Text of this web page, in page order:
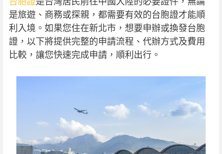
是旅遊、商務或探親，都需要有效的台胞證才能順
利入境。如果您住在新北市，想要申辦或換發台胞
證，以下將提供完整的申請流程、代辦方式及費用
比較，讓您快速完成申請，順利出行。